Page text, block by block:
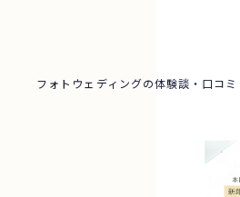
フォトウェディングの体験談・口コミ